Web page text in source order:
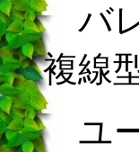
バレ
複線
ユー